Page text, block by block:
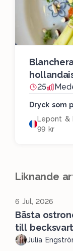
25
Dryck som
Lepont &
99 kr
Liknande
6 Jul, 2026
Bästa
till becksvart
Julia